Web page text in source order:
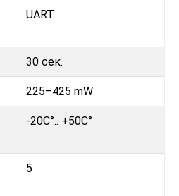
UART
30 сек.
225–425 mW
-20C°.. +50C°
5